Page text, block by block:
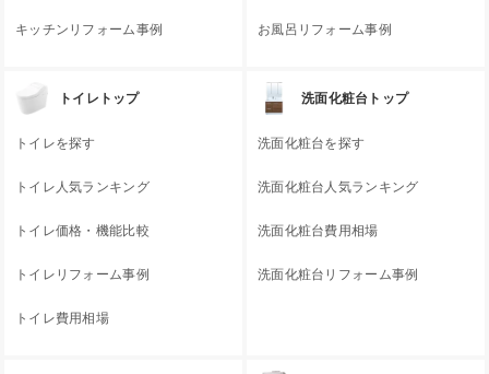
キッチンリフォーム事例 お風呂リフォーム事例
トイレトップ
トイレを探す
トイレ人気ランキング
トイレ価格・機能比較
トイレリフォーム事例
トイレ費用相場
洗面化粧台トップ
洗面化粧台を探す
洗面化粧台人気ランキング
洗面化粧台費用相場
洗面化粧台リフォーム事例